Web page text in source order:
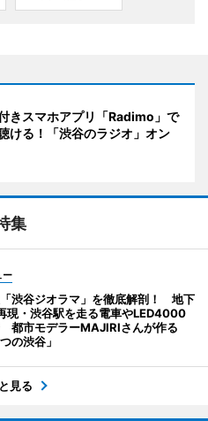
きスマホアプリ「Radimo」で
ける！「渋谷のラジオ」オン
集
ー
渋谷ジオラマ」を徹底解剖！ 地下
現・渋谷駅を走る電車やLED4000
都市モデラーMAJIRIさんが作る
の渋谷」
見る